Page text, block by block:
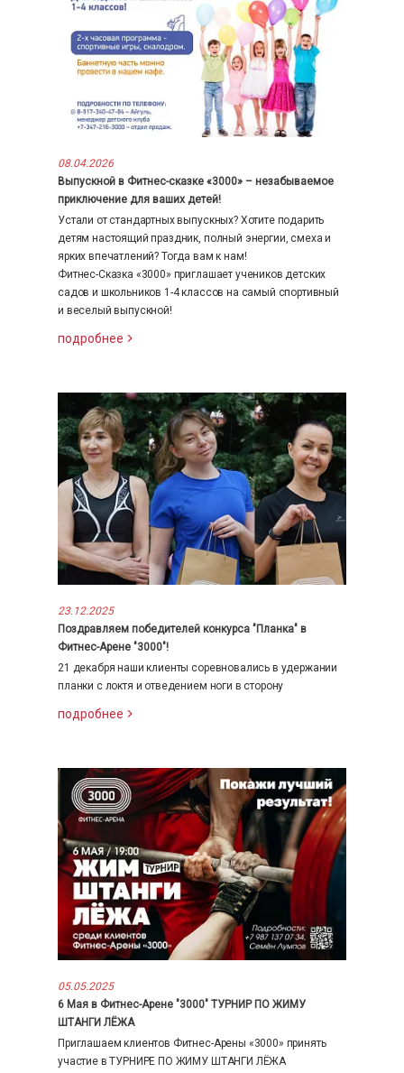
08.04.2026
Выпускной в Фитнес-сказке «3000» – незабываемое
приключение для ваших детей!
Устали от стандартных выпускных? Хотите подарить
детям настоящий праздник, полный энергии, смеха и
ярких впечатлений? Тогда вам к нам!
Фитнес-Сказка «3000» приглашает учеников детских
садов и школьников 1-4 классов на самый спортивный
и веселый выпускной!
подробнее
23.12.2025
Поздравляем победителей конкурса "Планка" в
Фитнес-Арене "3000"!
21 декабря наши клиенты соревновались в удержании
планки с локтя и отведением ноги в сторону
подробнее
05.05.2025
6 Мая в Фитнес-Арене "3000" ТУРНИР ПО ЖИМУ
ШТАНГИ ЛЁЖА
Приглашаем клиентов Фитнес-Арены «3000» принять
участие в ТУРНИРЕ ПО ЖИМУ ШТАНГИ ЛЁЖА